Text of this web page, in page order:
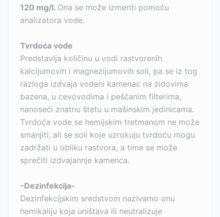
120 mg/l. Ona se može izmeriti pomoću
analizatora vode.
Tvrdoća vode
Predstavlja količinu u vodi rastvorenih
kalcijumovih i magnezijumovih soli, pa se iz tog
razloga izdvaja vodeni kamenac na zidovima
bazena, u cevovodima i peščanim filterima,
nanoseći znatnu štetu u mašinskim jedinicama.
Tvrdoća vode se hemijskim tretmanom ne može
smanjiti, ali se soli koje uzrokuju tvrdoću mogu
zadržati u obliku rastvora, a time se može
sprečiti izdvajannje kamenca.
-Dezinfekcija-
Dezinfekcijskim sredstvom nazivamo onu
hemikaliju koja uništava ili neutralizuje